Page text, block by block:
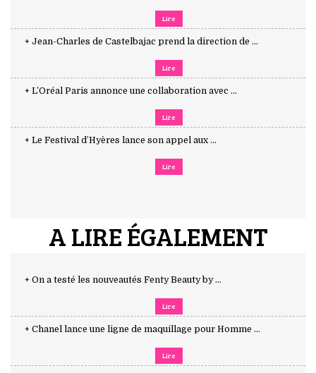
Lire
+ Jean-Charles de Castelbajac prend la direction de ...
Lire
+ L’Oréal Paris annonce une collaboration avec ...
Lire
+ Le Festival d’Hyères lance son appel aux ...
Lire
A LIRE ÉGALEMENT
+ On a testé les nouveautés Fenty Beauty by ...
Lire
+ Chanel lance une ligne de maquillage pour Homme ...
Lire